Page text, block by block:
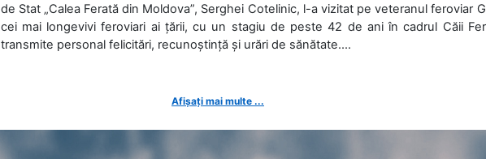
de Stat „Calea Ferată din Moldova”, Serghei Cotelinic, l-a vizitat pe veteranul feroviar
cei mai longevivi feroviari ai țării, cu un stagiu de peste 42 de ani în cadrul Căii
transmite personal felicitări, recunoștință și urări de sănătate....
Afișați mai multe ...